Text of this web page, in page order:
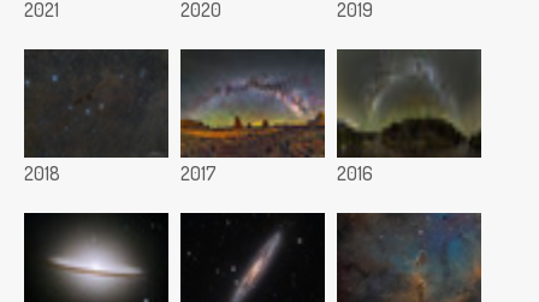
2021 2020 2019
2018 2017 2016